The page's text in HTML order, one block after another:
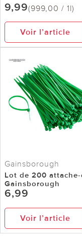
9,99(999,00 / 1l)
Voir l’article
Gainsborough
Lot de 200 attache-
Gainsborough
6,99
Voir l’article